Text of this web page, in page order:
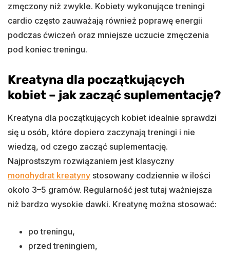
zmęczony niż zwykle. Kobiety wykonujące treningi
cardio często zauważają również poprawę energii
podczas ćwiczeń oraz mniejsze uczucie zmęczenia
pod koniec treningu.
Kreatyna dla początkujących
kobiet – jak zacząć suplementację?
Kreatyna dla początkujących kobiet idealnie sprawdzi
się u osób, które dopiero zaczynają treningi i nie
wiedzą, od czego zacząć suplementację.
Najprostszym rozwiązaniem jest klasyczny
monohydrat kreatyny stosowany codziennie w ilości
około 3–5 gramów. Regularność jest tutaj ważniejsza
niż bardzo wysokie dawki. Kreatynę można stosować:
po treningu,
przed treningiem,